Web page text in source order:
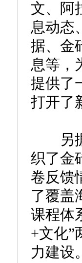
文、阿
息动态
据、金
息等，
提供了
打开了
另据
织了金
卷反馈
了覆盖
课程体
+文化”
力建设。